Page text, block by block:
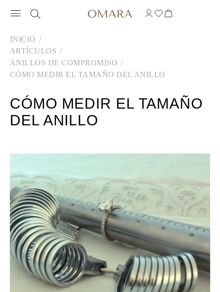
INICIO
ARTÍCULOS
ANILLOS DE COMPROMISO
CÓMO MEDIR EL TAMAÑO DEL ANILLO
CÓMO MEDIR EL TAMAÑO
DEL ANILLO